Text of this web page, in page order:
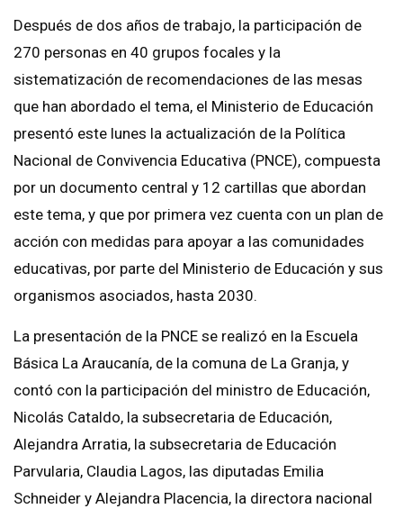
Después de dos años de trabajo, la participación de
270 personas en 40 grupos focales y la
sistematización de recomendaciones de las mesas
que han abordado el tema, el Ministerio de Educación
presentó este lunes la actualización de la Política
Nacional de Convivencia Educativa (PNCE), compuesta
por un documento central y 12 cartillas que abordan
este tema, y que por primera vez cuenta con un plan de
acción con medidas para apoyar a las comunidades
educativas, por parte del Ministerio de Educación y sus
organismos asociados, hasta 2030.
La presentación de la PNCE se realizó en la Escuela
Básica La Araucanía, de la comuna de La Granja, y
contó con la participación del ministro de Educación,
Nicolás Cataldo, la subsecretaria de Educación,
Alejandra Arratia, la subsecretaria de Educación
Parvularia, Claudia Lagos, las diputadas Emilia
Schneider y Alejandra Placencia, la directora nacional